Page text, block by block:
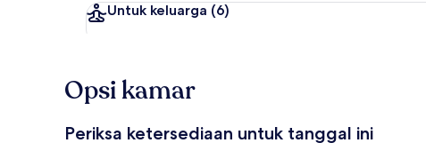
Untuk keluarga (6)
Opsi kamar
Periksa ketersediaan untuk tanggal ini